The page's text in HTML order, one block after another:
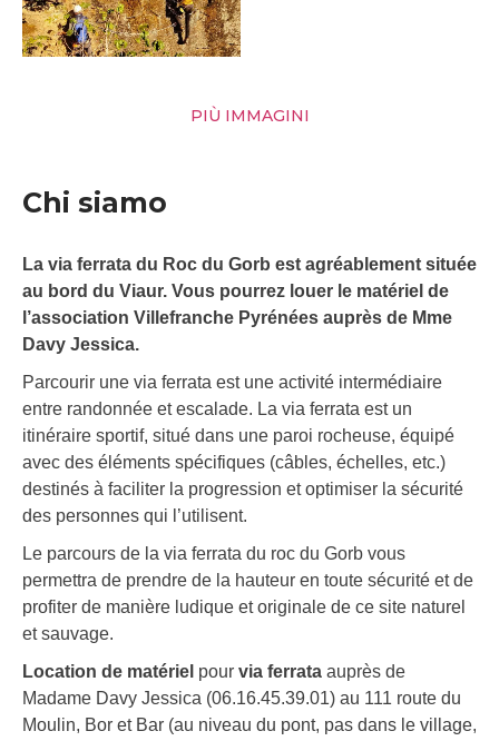
PIÙ IMMAGINI
Chi siamo
La via ferrata du Roc du Gorb est agréablement située
au bord du Viaur. Vous pourrez louer le matériel de
l’association Villefranche Pyrénées auprès de Mme
Davy Jessica.
Parcourir une via ferrata est une activité intermédiaire
entre randonnée et escalade. La via ferrata est un
itinéraire sportif, situé dans une paroi rocheuse, équipé
avec des éléments spécifiques (câbles, échelles, etc.)
destinés à faciliter la progression et optimiser la sécurité
des personnes qui l’utilisent.
Le parcours de la via ferrata du roc du Gorb vous
permettra de prendre de la hauteur en toute sécurité et de
profiter de manière ludique et originale de ce site naturel
et sauvage.
Location de matériel pour via ferrata auprès de
Madame Davy Jessica (06.16.45.39.01) au 111 route du
Moulin, Bor et Bar (au niveau du pont, pas dans le village,